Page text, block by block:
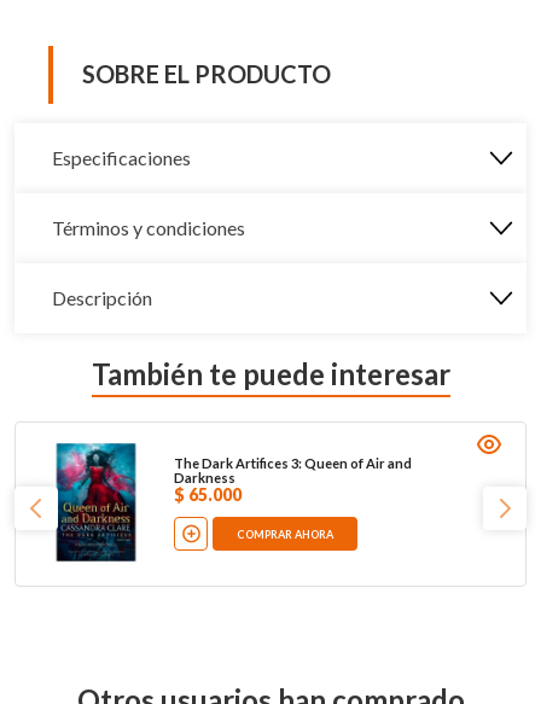
SOBRE EL PRODUCTO
Especificaciones
Términos y condiciones
Descripción
También te puede interesar
The Dark Artifices 3: Queen of Air and
Darkness
$ 65.000
COMPRAR AHORA